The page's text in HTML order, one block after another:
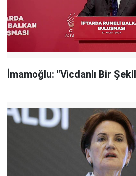
İmamoğlu: "Vicdanlı Bir